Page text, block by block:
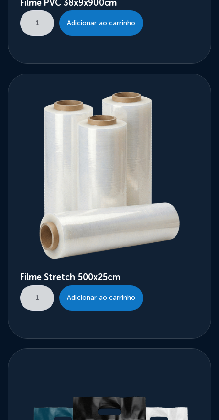
Filme PVC 38x9x900cm
Adicionar ao carrinho
Filme Stretch 500x25cm
Adicionar ao carrinho